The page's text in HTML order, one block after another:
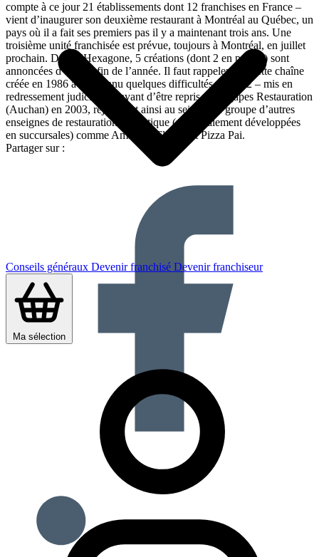
Conseils généraux Devenir franchisé Devenir franchiseur
Ma sélection
compte à ce jour 21 établissements dont 12 franchises en France –
vient d’inaugurer son deuxième restaurant à Montréal au Québec, un
pays où il a fait ses premiers pas il y a maintenant trois ans. Une
troisième unité franchisée est prévue, toujours à Montréal, en juillet
prochain. Dans l’Hexagone, 5 créations (dont 2 en propre) sont
annoncées d’ici à la fin de l’année. Il faut rappeler que cette chaîne
créée en 1986 avait connu quelques difficultés en 2002 – mis en
redressement judiciaire – avant d’être repris par Agapes Restauration
(Auchan) en 2003, rejoignant ainsi au sein de ce groupe d’autres
enseignes de restauration thématique (principalement développées
en succursales) comme Amarine, Flunch et Pizza Pai.
Partager sur :